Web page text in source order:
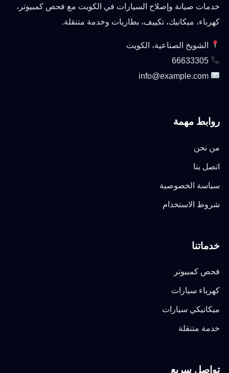
خدمات صيانة وإصلاح السيارات في الكويت مع فحص كمبيوتر،
كهرباء، ميكانيك، تكييف، بطاريات وخدمة متنقلة.
الشويخ الصناعية، الكويت
66633305
info@example.com
روابط مهمة
من نحن
اتصل بنا
سياسة الخصوصية
شروط الاستخدام
خدماتنا
فحص كمبيوتر
كهرباء سيارات
ميكانيكي سيارات
خدمة متنقلة
تواصل سريع